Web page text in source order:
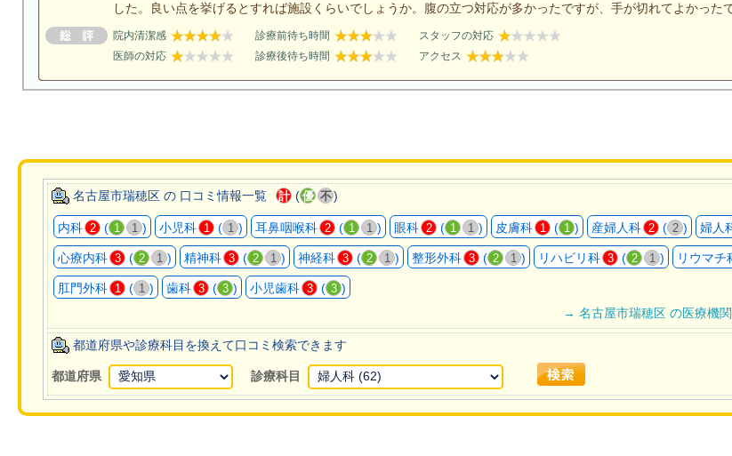
した。良い点を挙げるとすれば施設くらいでしょうか。腹の立つ対応が多かったですが、手が切れてよかったで
院内清潔感 診療前待ち時間
スタッフの対応
医師の対応
診療後待ち時間 アクセス
名古屋市瑞穂区 の 口コミ情報一覧 計 (優 不)
内科 2 ( 1 1 ) 小児科 1 ( 1 ) 耳鼻咽喉科 2 ( 1 1 ) 眼科 2 ( 1 1 ) 皮膚科 1 ( 1 ) 産婦人科 2 ( 2 ) 婦人
心療内科 3 ( 2 1 ) 精神科 3 ( 2 1 ) 神経科 3 ( 2 1 ) 整形外科 3 ( 2 1 ) リハビリ科 3 ( 2 1 ) リウマチ
肛門外科 1 ( 1 ) 歯科 3 ( 3 ) 小児歯科 3 ( 3 )
→ 名古屋市瑞穂区 の医療機
都道府県や診療科目を換えて口コミ検索できます
都道府県 診療科目